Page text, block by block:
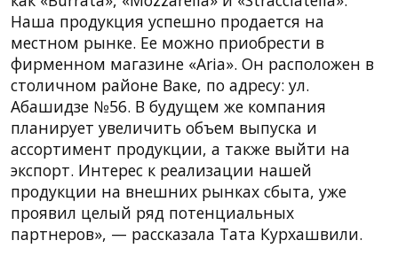
Наша продукция успешно продается на
местном рынке. Ее можно приобрести в
фирменном магазине «Aria». Он расположен в
столичном районе Ваке, по адресу: ул.
Абашидзе №56. В будущем же компания
планирует увеличить объем выпуска и
ассортимент продукции, а также выйти на
экспорт. Интерес к реализации нашей
продукции на внешних рынках сбыта, уже
проявил целый ряд потенциальных
партнеров», — рассказала Тата Курхашвили.